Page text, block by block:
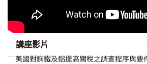
講座影片
美國對鋼鐵及鋁提高關稅之調查程序與要